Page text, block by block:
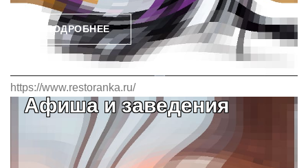
ПОДРОБНЕЕ
https://www.restoranka.ru/
Афиша и заведения